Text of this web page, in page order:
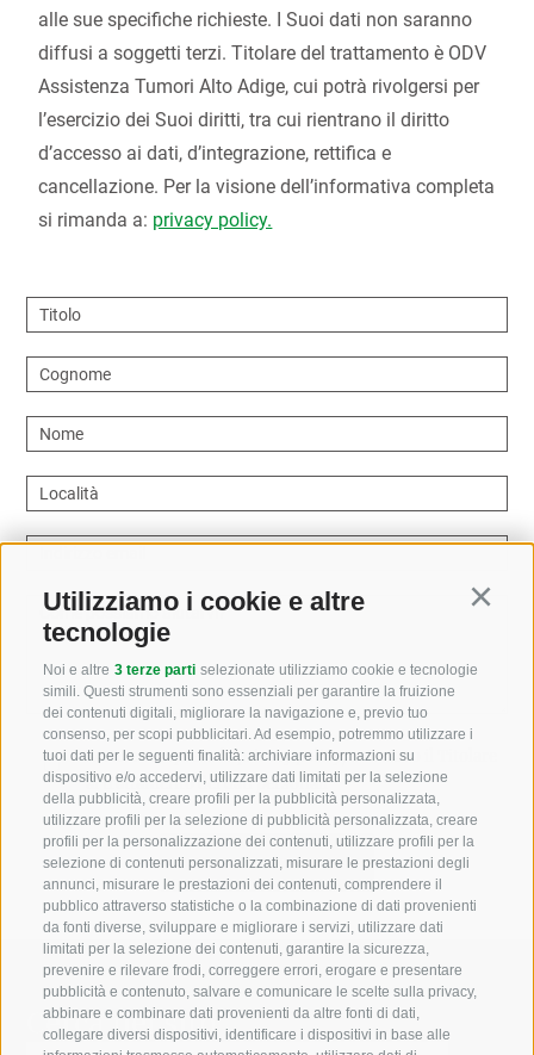
Utilizziamo i cookie e altre
tecnologie
Noi e altre 3 terze parti selezionate utilizziamo cookie e tecnologie
simili. Questi strumenti sono essenziali per garantire la fruizione
dei contenuti digitali, migliorare la navigazione e, previo tuo
consenso, per scopi pubblicitari. Ad esempio, potremmo utilizzare i
tuoi dati per le seguenti finalità: archiviare informazioni su
dispositivo e/o accedervi, utilizzare dati limitati per la selezione
della pubblicità, creare profili per la pubblicità personalizzata,
utilizzare profili per la selezione di pubblicità personalizzata, creare
profili per la personalizzazione dei contenuti, utilizzare profili per la
selezione di contenuti personalizzati, misurare le prestazioni degli
annunci, misurare le prestazioni dei contenuti, comprendere il
pubblico attraverso statistiche o la combinazione di dati provenienti
da fonti diverse, sviluppare e migliorare i servizi, utilizzare dati
limitati per la selezione dei contenuti, garantire la sicurezza,
prevenire e rilevare frodi, correggere errori, erogare e presentare
pubblicità e contenuto, salvare e comunicare le scelte sulla privacy,
abbinare e combinare dati provenienti da altre fonti di dati,
collegare diversi dispositivi, identificare i dispositivi in base alle
alle sue specifiche richieste. I Suoi dati non saranno
diffusi a soggetti terzi. Titolare del trattamento è ODV
Assistenza Tumori Alto Adige, cui potrà rivolgersi per
l’esercizio dei Suoi diritti, tra cui rientrano il diritto
d’accesso ai dati, d’integrazione, rettifica e
cancellazione. Per la visione dell’informativa completa
si rimanda a: privacy policy.
Titolo
Cognome
Nome
Località
Come possiamo aiutarvi?
Letto e compreso laprivacy policy, autorizzo il Titolare
al trattamento dei dati personali
Cerca nel sito